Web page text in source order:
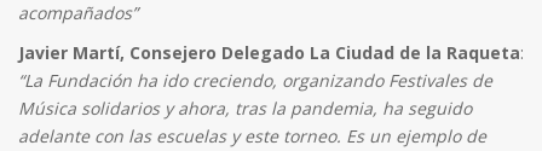
acompañados”
Javier Martí, Consejero Delegado La Ciudad de la Raqueta:
“La Fundación ha ido creciendo, organizando Festivales de
Música solidarios y ahora, tras la pandemia, ha seguido
adelante con las escuelas y este torneo. Es un ejemplo de